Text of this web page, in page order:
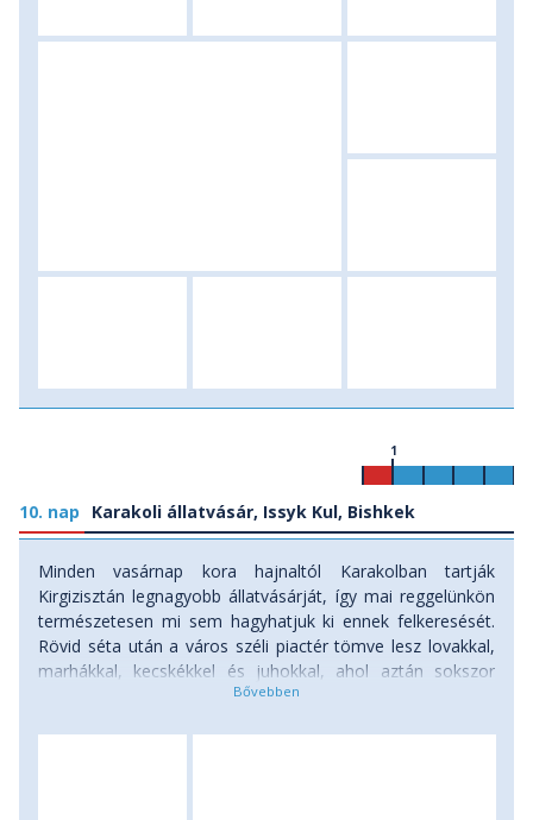
10. nap Karakoli állatvásár, Issyk Kul, Bishkek
1
Minden vasárnap kora hajnaltól Karakolban tartják
Kirgizisztán legnagyobb állatvásárját, így mai reggelünkön
természetesen mi sem hagyhatjuk ki ennek felkeresését.
Rövid séta után a város széli piactér tömve lesz lovakkal,
marhákkal, kecskékkel és juhokkal, ahol aztán sokszor
komikus és keserédes jeleneteknek lehetünk majd